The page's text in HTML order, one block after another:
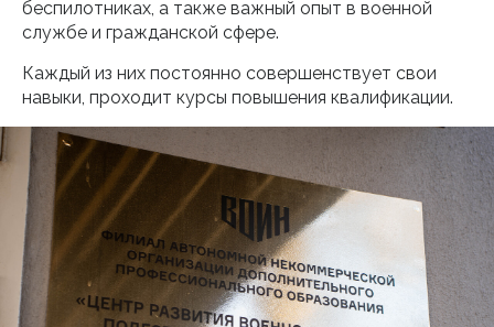
беспилотниках, а также важный опыт в военной
службе и гражданской сфере.
Каждый из них постоянно совершенствует свои
навыки, проходит курсы повышения квалификации.